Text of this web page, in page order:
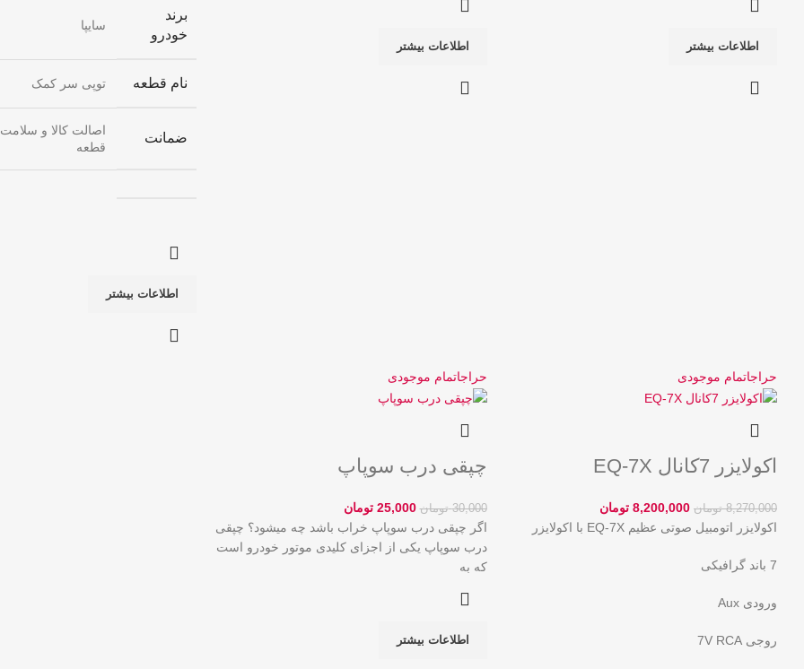
اطلاعات بیشتر اطلاعات بیشتر
برند
خودرو
سایپا
نام قطعه توپی سر کمک
ضمانت
اصالت کالا و
قطعه
اطلاعات بیشتر
حراجاتمام موجودی
اکولایزر 7کانال EQ-7X
8,270,000 تومان 8,200,000 تومان
اکولایزر اتومبیل صوتی عظیم EQ-7X با اکولایزر
7 باند گرافیکی
ورودی Aux
روجی 7V RCA
حراجاتمام موجودی
چپقی درب سوپاپ
30,000 تومان 25,000 تومان
اگر چپقی درب سوپاپ خراب باشد چه میشود؟ چپقی
درب سوپاپ یکی از اجزای کلیدی موتور خودرو است
که به
اطلاعات بیشتر